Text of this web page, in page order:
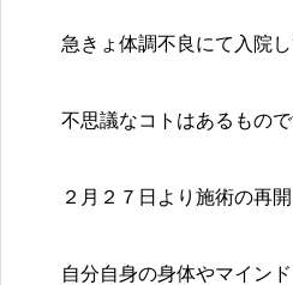
急きょ体調不良にて入院し
不思議なコトはあるもので
２月２７日より施術の再
自分自身の身体やマイン